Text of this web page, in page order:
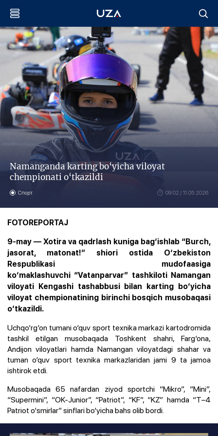
Namanganda karting bo‘yicha viloyat
chempionati o‘tkazildi
Спорт 09:02 / 11.05.2026
FOTOREPORTAJ
9-may — Xotira va qadrlash kuniga bag‘ishlab “Burch,
jasorat, matonat!” shiori ostida O‘zbekiston
Respublikasi mudofaasiga
ko‘maklashuvchi “Vatanparvar” tashkiloti Namangan
viloyati Kengashi tashabbusi bilan karting bo‘yicha
viloyat chempionatining birinchi bosqich musobaqasi
o‘tkazildi.
Uchqo‘rg‘on tumani o‘quv sport texnika markazi kartodromida
tashkil etilgan musobaqada Toshkent shahri, Farg‘ona,
Andijon viloyatlari hamda Namangan viloyatdagi shahar va
tuman o‘quv sport texnika markazlaridan jami 9 ta jamoa
ishtirok etdi.
Musobaqada 65 nafardan ziyod sportchi “Mikro”, “Mini”,
“Supermini”, “OK-Junior”, “Patriot”, “KF”, “KZ” hamda “T–4
Patriot o‘smirlar” sinflari bo‘yicha bahs olib bordi.